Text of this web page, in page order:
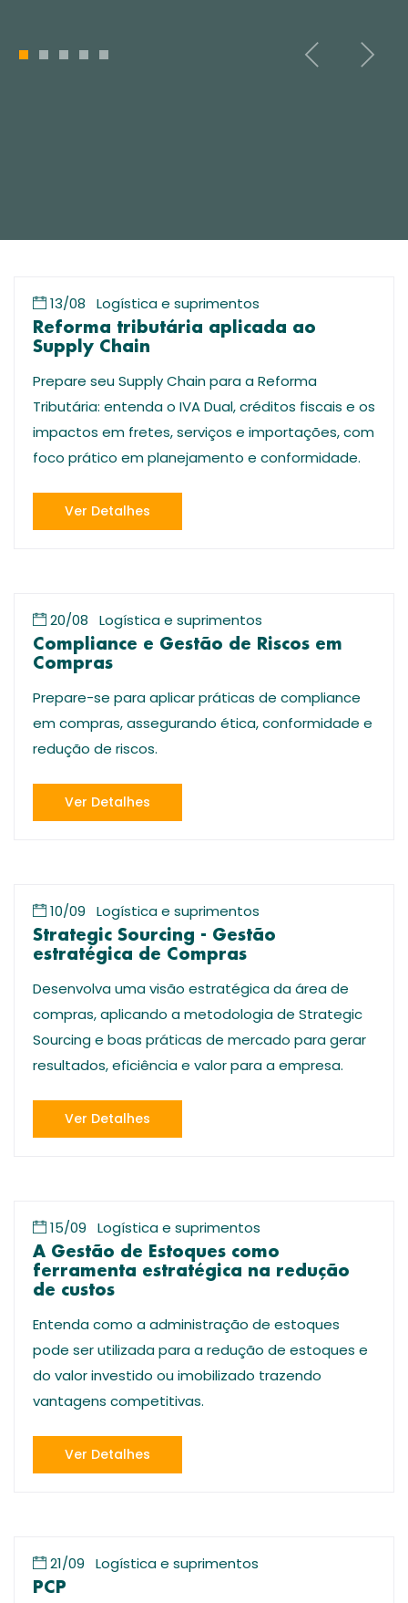
1 2 3 4 5
13/08 Logística e suprimentos
Reforma tributária aplicada ao
Supply Chain
Prepare seu Supply Chain para a Reforma
Tributária: entenda o IVA Dual, créditos fiscais e os
impactos em fretes, serviços e importações, com
foco prático em planejamento e conformidade.
Ver Detalhes
20/08 Logística e suprimentos
Compliance e Gestão de Riscos em
Compras
Prepare-se para aplicar práticas de compliance
em compras, assegurando ética, conformidade e
redução de riscos.
Ver Detalhes
10/09 Logística e suprimentos
Strategic Sourcing - Gestão
estratégica de Compras
Desenvolva uma visão estratégica da área de
compras, aplicando a metodologia de Strategic
Sourcing e boas práticas de mercado para gerar
resultados, eficiência e valor para a empresa.
Ver Detalhes
15/09 Logística e suprimentos
A Gestão de Estoques como
ferramenta estratégica na redução
de custos
Entenda como a administração de estoques
pode ser utilizada para a redução de estoques e
do valor investido ou imobilizado trazendo
vantagens competitivas.
Ver Detalhes
21/09 Logística e suprimentos
PCP